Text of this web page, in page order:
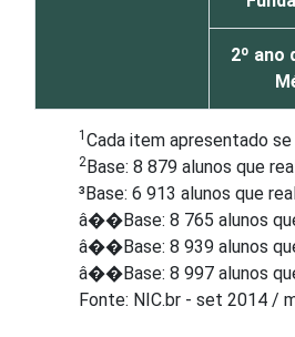
2º ano
1 Cada item apresentado
2Base: 8 879 alunos que
³Base: 6 913 alunos que
â��Base: 8 765 alunos
â��Base: 8 939 alunos
â��Base: 8 997 alunos
Fonte: NIC.br - set 2014 /